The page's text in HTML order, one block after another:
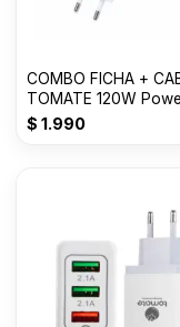
COMBO FICHA +
TOMATE 120W Power
Adapter Siut T-CH019
$ 1.990